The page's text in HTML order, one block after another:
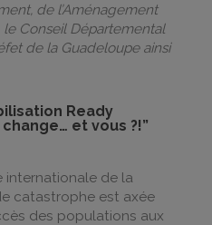
de l’Aménagement
Conseil Départemental
de la Guadeloupe ainsi
Ready
et vous ?!”
internationale de la
catastrophe est axée
des populations aux